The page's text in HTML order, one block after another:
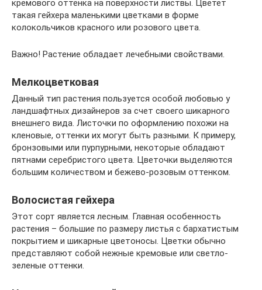
кремового оттенка на поверхности листвы. Цветет
такая гейхера маленькими цветками в форме
колокольчиков красного или розового цвета.
Важно! Растение обладает лечебными свойствами.
Мелкоцветковая
Данный тип растения пользуется особой любовью у
ландшафтных дизайнеров за счет своего шикарного
внешнего вида. Листочки по оформлению похожи на
кленовые, оттенки их могут быть разными. К примеру,
бронзовыми или пурпурными, некоторые обладают
пятнами серебристого цвета. Цветочки выделяются
большим количеством и бежево-розовым оттенком.
Волосистая гейхера
Этот сорт является лесным. Главная особенность
растения – большие по размеру листья с бархатистым
покрытием и шикарные цветоносы. Цветки обычно
представляют собой нежные кремовые или светло-
зеленые оттенки.